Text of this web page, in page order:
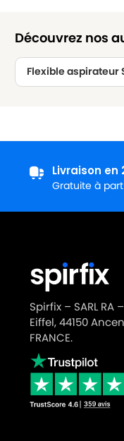
Découvrez nos
Flexible aspirateur
Livraison en
Gratuite à
Spirfix – SARL RA
Eiffel, 44150
FRANCE.